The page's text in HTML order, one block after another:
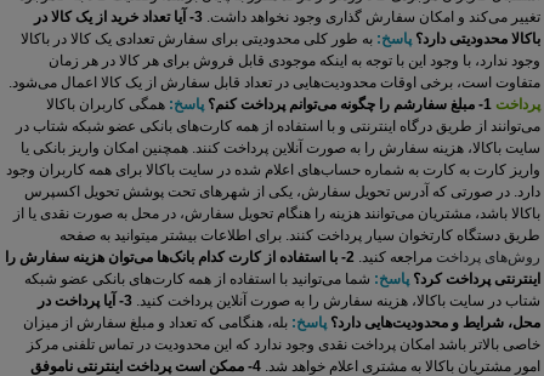
تغییر می‏‌کند و امکان سفارش گذاری وجود نخواهد داشت.
3- آیا تعداد خرید از یک کالا در
باکالا محدودیتی دارد؟ پاسخ: به طور کلی محدودیتی برای سفارش تعدادی یک کالا در باکالا
وجود ندارد، با وجود این با توجه به اینکه موجودی قابل فروش برای هر کالا در هر زمان
متفاوت است، برخی اوقات محدودیت‏‌هایی در تعداد قابل سفارش از یک کالا اعمال می‏‌شود.
پرداخت 1- مبلغ سفارشم را چگونه می‏‌توانم پرداخت کنم؟ پاسخ: همگی کاربران باکالا
می‌توانند از طریق درگاه اینترنتی و با استفاده از همه کارت‏‌های بانکی عضو شبکه شتاب در
سایت باکالا، هزینه سفارش را به صورت آنلاین پرداخت کنند. همچنین امکان واریز بانکی یا
واریز کارت به کارت به شماره حساب‏‌های اعلام شده در سایت باکالا برای همه کاربران وجود
دارد. در صورتی که آدرس تحویل سفارش، یکی از شهرهای تحت پوشش تحویل اکسپرس
باکالا باشد، مشتریان می‌‏توانند هزینه را هنگام تحویل سفارش، در محل به صورت نقدی یا از
طریق دستگاه کارتخوان سیار پرداخت کنند. برای اطلاعات بیشتر می‏توانید به صفحه
روش‌‏های پرداخت مراجعه کنید.
2- با استفاده از کارت کدام بانک‌ها می‌توان هزینه سفارش را
اینترنتی پرداخت کرد؟ پاسخ: شما می‌توانید با استفاده از همه کارت‏‌های بانکی عضو شبکه
شتاب در سایت باکالا، هزینه سفارش را به صورت آنلاین پرداخت کنید.
3- آیا پرداخت در
محل، شرایط و محدودیت‏‌هایی دارد؟ پاسخ: بله، هنگامی که تعداد و مبلغ سفارش از میزان
خاصی بالاتر باشد امکان پرداخت نقدی وجود ندارد که این محدودیت در تماس تلفنی مرکز
امور مشتریان باکالا به مشتری اعلام خواهد شد.
4- ممکن است پرداخت اینترنتی ناموفق